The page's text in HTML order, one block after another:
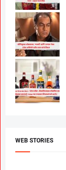
WEB STORIES